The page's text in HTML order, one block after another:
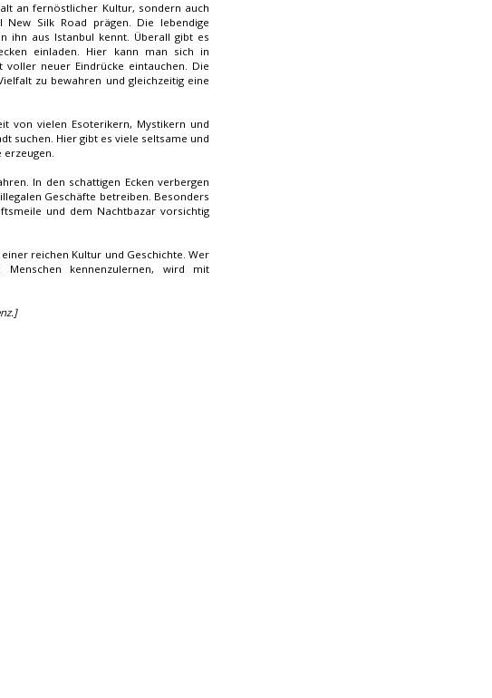
an fernöstlicher Kultur, sondern auch
Silk Road prägen. Die lebendige
ihn aus Istanbul kennt. Überall gibt es
einladen. Hier kann man sich in
neuer Eindrücke eintauchen. Die
zu bewahren und gleichzeitig eine
von vielen Esoterikern, Mystikern und
suchen. Hier gibt es viele seltsame und
erzeugen.
In den schattigen Ecken verbergen
Geschäfte betreiben. Besonders
und dem Nachtbazar vorsichtig
reichen Kultur und Geschichte. Wer
kennenzulernen, wird mit